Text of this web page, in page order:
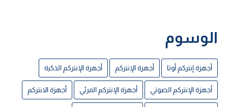
الوسوم
أجهزة إنتركم أوتا أجهزة الإنتركم أجهزة الإنتركم الذكية
أجهزة الإنتركم الصوتي أجهزة الإنتركم المرئي أجهزة الانتركم